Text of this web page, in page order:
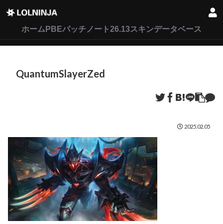
ホーム PBEパッチノート26.13スキンデータベース
QuantumSlayerZed
2025.02.05